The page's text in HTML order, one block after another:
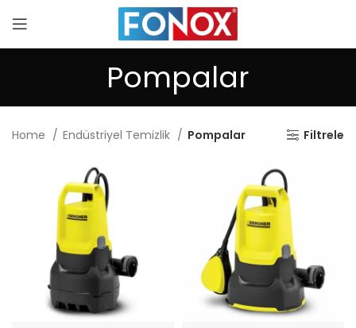
Pompalar
Home Endüstriyel Temizlik Pompalar Filtrele